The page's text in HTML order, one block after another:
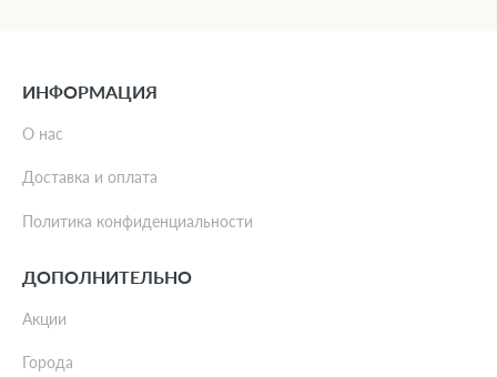
ИНФОРМАЦИЯ
О нас
Доставка и оплата
Политика конфиденциальности
ДОПОЛНИТЕЛЬНО
Акции
Города